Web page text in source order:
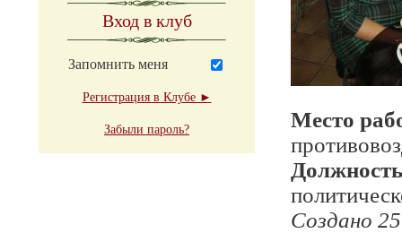
Вход в клуб
Запомнить меня
Регистрация в Клубе ►
Забыли пароль?
Место
Создано